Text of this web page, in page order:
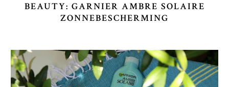
BEAUTY: GARNIER AMBRE SOLAIRE
ZONNEBESCHERMING